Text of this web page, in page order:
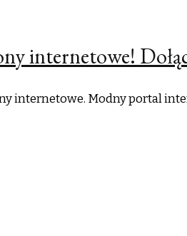
internetowe!
internetowe. Modny portal